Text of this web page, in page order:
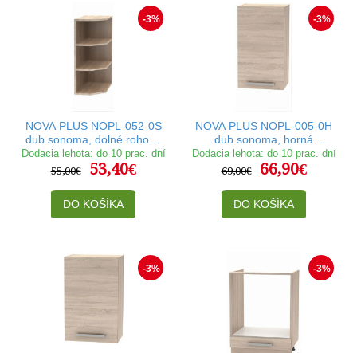
-3%
NOVA PLUS NOPL-052-0S
dub sonoma, dolné rohové
zakončenie v šírke 30 cm
Dodacia lehota: do 10 prac. dní
55,00€
53,40€
DO KOŠÍKA
-3%
NOVA PLUS NOPL-005-0H
dub sonoma, horná
skrinka v šírke 40 cm
Dodacia lehota: do 10 prac. dní
69,00€
66,90€
DO KOŠÍKA
-3% -3%